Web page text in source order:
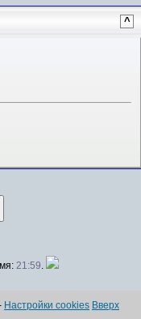
^
21:59.
Настройки cookies Вверх